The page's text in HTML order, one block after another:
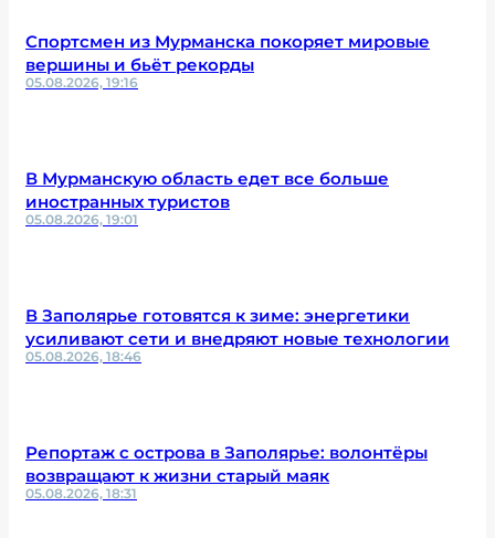
Спортсмен из Мурманска покоряет мировые
вершины и бьёт рекорды
05.08.2026, 19:16
В Мурманскую область едет все больше
иностранных туристов
05.08.2026, 19:01
В Заполярье готовятся к зиме: энергетики
усиливают сети и внедряют новые технологии
05.08.2026, 18:46
Репортаж с острова в Заполярье: волонтёры
возвращают к жизни старый маяк
05.08.2026, 18:31